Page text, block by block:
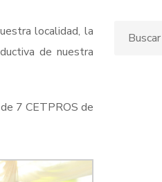
localidad, la
de nuestra
7 CETPROS de